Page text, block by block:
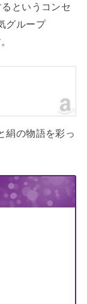
というコンセ
グループ
絹の物語を彩っ